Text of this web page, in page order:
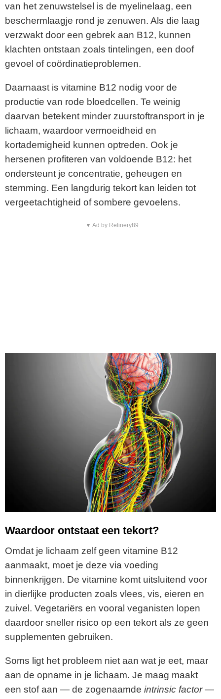
van het zenuwstelsel is de myelinelaag, een
beschermlaagje rond je zenuwen. Als die laag
verzwakt door een gebrek aan B12, kunnen
klachten ontstaan zoals tintelingen, een doof
gevoel of coördinatieproblemen.
Daarnaast is vitamine B12 nodig voor de
productie van rode bloedcellen. Te weinig
daarvan betekent minder zuurstoftransport in je
lichaam, waardoor vermoeidheid en
kortademigheid kunnen optreden. Ook je
hersenen profiteren van voldoende B12: het
ondersteunt je concentratie, geheugen en
stemming. Een langdurig tekort kan leiden tot
vergeetachtigheid of sombere gevoelens.
▼ Ad by Refinery89
Waardoor ontstaat een tekort?
Omdat je lichaam zelf geen vitamine B12
aanmaakt, moet je deze via voeding
binnenkrijgen. De vitamine komt uitsluitend voor
in dierlijke producten zoals vlees, vis, eieren en
zuivel. Vegetariërs en vooral veganisten lopen
daardoor sneller risico op een tekort als ze geen
supplementen gebruiken.
Soms ligt het probleem niet aan wat je eet, maar
aan de opname in je lichaam. Je maag maakt
een stof aan — de zogenaamde intrinsic factor—